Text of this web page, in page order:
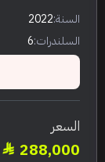
السنة:2022
السلندرات:6
السعر
288,000